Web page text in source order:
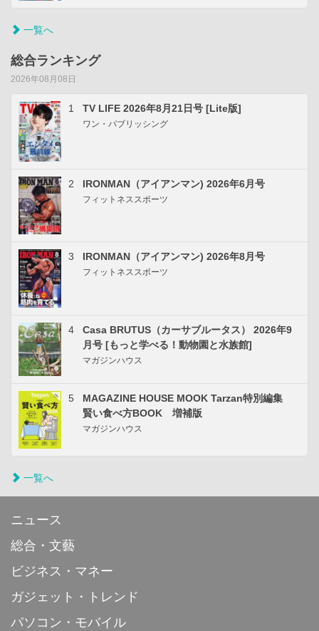
一覧へ
総合ランキング
2026年08月08日
1 TV LIFE 2026年8月21日号 [Lite版]
ワン・パブリッシング
2 IRONMAN（アイアンマン) 2026年6月号
フィットネススポーツ
3 IRONMAN（アイアンマン) 2026年8月号
フィットネススポーツ
4
Casa BRUTUS（カーサブルータス） 2026年9
月号 [もっと学べる！動物園と水族館]
マガジンハウス
5
MAGAZINE HOUSE MOOK Tarzan特別編集
賢い食べ方BOOK 増補版
マガジンハウス
一覧へ
ニュース
総合・文藝
ビジネス・マネー
ガジェット・トレンド
パソコン・モバイル